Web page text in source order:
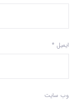
ایمیل *
وب‌ سایت